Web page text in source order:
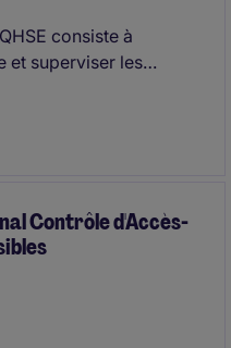
consiste à
et superviser les
Contrôle d'Accès-